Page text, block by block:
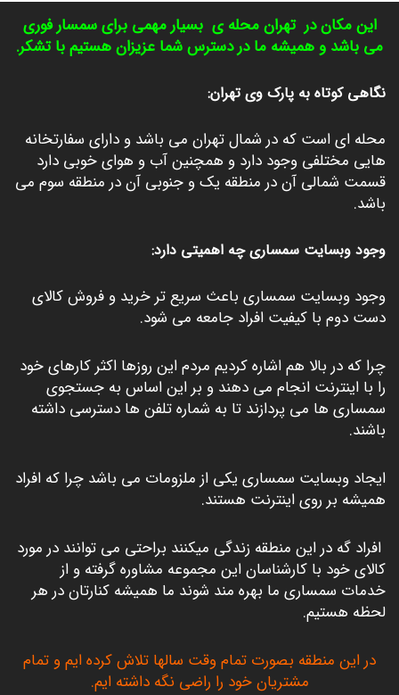
این مکان در تهران محله ی بسیار مهمی برای سمسار فوری
می باشد و همیشه ما در دسترس شما عزیزان هستیم با تشکر.
نگاهی کوتاه به پارک وی تهران:
محله ای است که در شمال تهران می باشد و دارای سفارتخانه
هایی مختلفی وجود دارد و همچنین آب و هوای خوبی دارد
قسمت شمالی آن در منطقه یک و جنوبی آن در منطقه سوم می
باشد.
وجود وبسایت سمساری چه اهمیتی دارد:
وجود وبسایت سمساری باعث سریع تر خرید و فروش کالای
دست دوم با کیفیت افراد جامعه می شود.
چرا که در بالا هم اشاره کردیم مردم این روزها اکثر کارهای خود
را با اینترنت انجام می دهند و بر این اساس به جستجوی
سمساری ها می پردازند تا به شماره تلفن ها دسترسی داشته
باشند.
ایجاد وبسایت سمساری یکی از ملزومات می باشد چرا که افراد
همیشه بر روی اینترنت هستند.
افراد گه در این منطقه زندگی میکنند براحتی می توانند در مورد
کالای خود با کارشناسان این مجموعه مشاوره گرفته و از
خدمات سمساری ما بهره مند شوند ما همیشه کنارتان در هر
لحظه هستیم.
در این منطقه بصورت تمام وقت سالها تلاش کرده ایم و تمام
مشتریان خود را راضی نگه داشته ایم.